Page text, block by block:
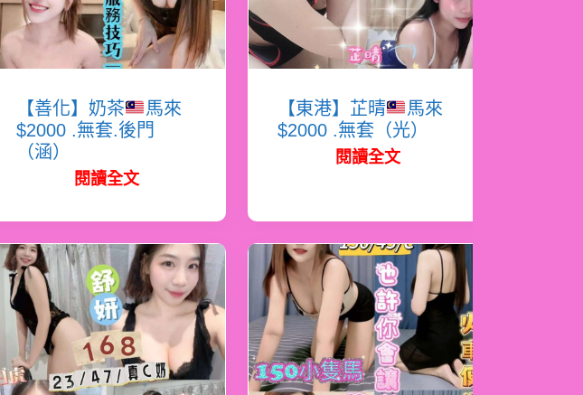
【善化】奶茶
馬來
$2000 .無套.後門
（涵）
閱讀全文
【東港】芷晴
馬來
$2000 .無套（光）
閱讀全文